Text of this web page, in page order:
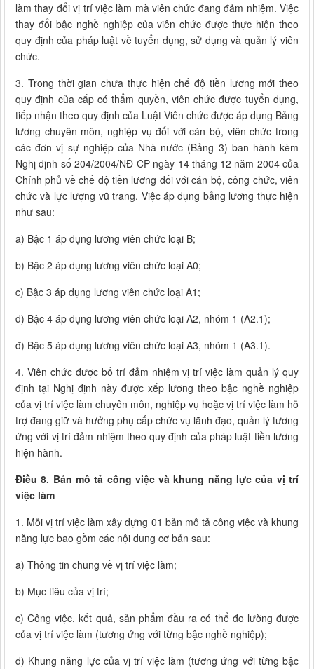
làm thay đổi vị trí việc làm mà viên chức đang đảm nhiệm. Việc
thay đổi bậc nghề nghiệp của viên chức được thực hiện theo
quy định của pháp luật về tuyển dụng, sử dụng và quản lý viên
chức.
3. Trong thời gian chưa thực hiện chế độ tiền lương mới theo
quy định của cấp có thẩm quyền, viên chức được tuyển dụng,
tiếp nhận theo quy định của Luật Viên chức được áp dụng Bảng
lương chuyên môn, nghiệp vụ đối với cán bộ, viên chức trong
các đơn vị sự nghiệp của Nhà nước (Bảng 3) ban hành kèm
Nghị định số 204/2004/NĐ-CP ngày 14 tháng 12 năm 2004 của
Chính phủ về chế độ tiền lương đối với cán bộ, công chức, viên
chức và lực lượng vũ trang. Việc áp dụng bảng lương thực hiện
như sau:
a) Bậc 1 áp dụng lương viên chức loại B;
b) Bậc 2 áp dụng lương viên chức loại A0;
c) Bậc 3 áp dụng lương viên chức loại A1;
d) Bậc 4 áp dụng lương viên chức loại A2, nhóm 1 (A2.1);
đ) Bậc 5 áp dụng lương viên chức loại A3, nhóm 1 (A3.1).
4. Viên chức được bố trí đảm nhiệm vị trí việc làm quản lý quy
định tại Nghị định này được xếp lương theo bậc nghề nghiệp
của vị trí việc làm chuyên môn, nghiệp vụ hoặc vị trí việc làm hỗ
trợ đang giữ và hưởng phụ cấp chức vụ lãnh đạo, quản lý tương
ứng với vị trí đảm nhiệm theo quy định của pháp luật tiền lương
hiện hành.
Điều 8. Bản mô tả công việc và khung năng lực của vị trí
việc làm
1. Mỗi vị trí việc làm xây dựng 01 bản mô tả công việc và khung
năng lực bao gồm các nội dung cơ bản sau:
a) Thông tin chung về vị trí việc làm;
b) Mục tiêu của vị trí;
c) Công việc, kết quả, sản phẩm đầu ra có thể đo lường được
của vị trí việc làm (tương ứng với từng bậc nghề nghiệp);
d) Khung năng lực của vị trí việc làm (tương ứng với từng bậc